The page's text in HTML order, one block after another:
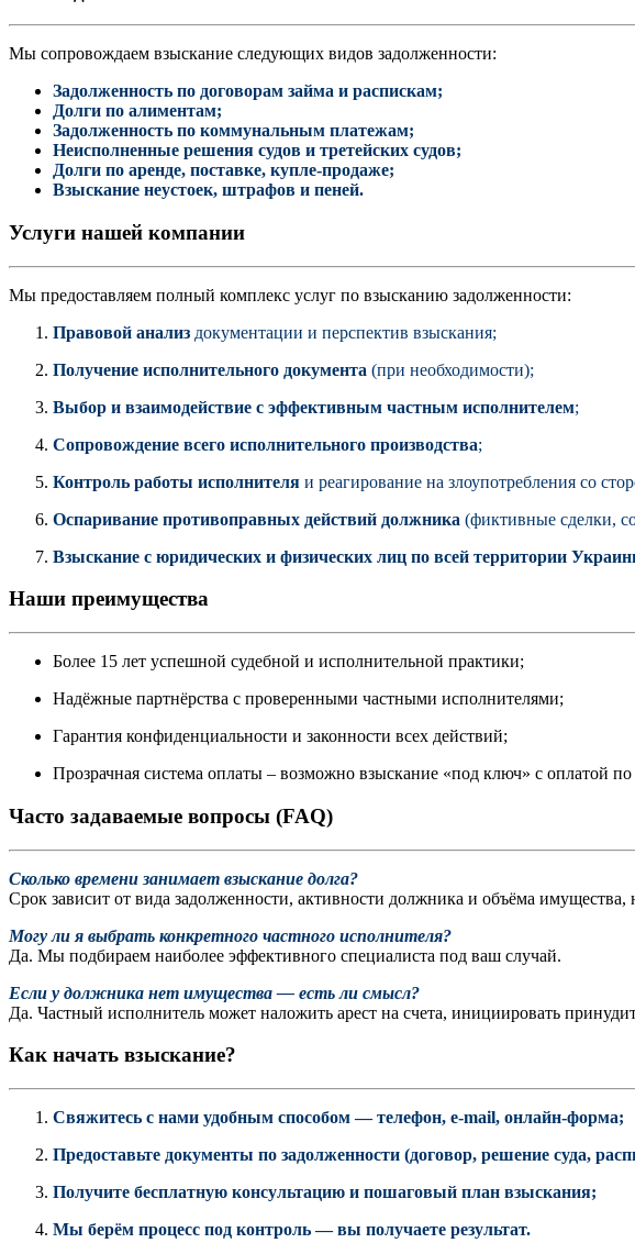
Мы сопровождаем взыскание следующих видов задолженности:
Задолженность по договорам займа и распискам;
Долги по алиментам;
Задолженность по коммунальным платежам;
Неисполненные решения судов и третейских судов;
Долги по аренде, поставке, купле-продаже;
Взыскание неустоек, штрафов и пеней.
Услуги нашей компании
Мы предоставляем полный комплекс услуг по взысканию задолженности:
Правовой анализ документации и перспектив взыскания;
Получение исполнительного документа (при необходимости);
Выбор и взаимодействие с эффективным частным исполнителем;
Сопровождение всего исполнительного производства;
Контроль работы исполнителя и реагирование на злоупотребления со
Оспаривание противоправных действий должника (фиктивные сделки,
Взыскание с юридических и физических лиц по всей территории
Наши преимущества
Более 15 лет успешной судебной и исполнительной практики;
Надёжные партнёрства с проверенными частными исполнителями;
Гарантия конфиденциальности и законности всех действий;
Прозрачная система оплаты – возможно взыскание «под ключ» с оплатой по
Часто задаваемые вопросы (FAQ)
Сколько времени занимает взыскание долга?
Срок зависит от вида задолженности, активности должника и объёма имущества,
Могу ли я выбрать конкретного частного исполнителя?
Да. Мы подбираем наиболее эффективного специалиста под ваш случай.
Если у должника нет имущества — есть ли смысл?
Да. Частный исполнитель может наложить арест на счета, инициировать
Как начать взыскание?
Свяжитесь с нами удобным способом — телефон, e-mail, онлайн-форма;
Предоставьте документы по задолженности (договор, решение суда,
Получите бесплатную консультацию и пошаговый план взыскания;
Мы берём процесс под контроль — вы получаете результат.